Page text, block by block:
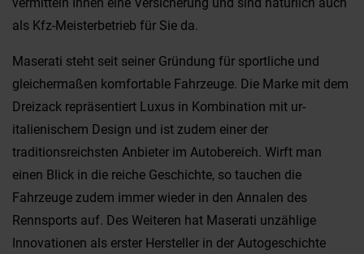
als Kfz-Meisterbetrieb für Sie da.
Maserati steht seit seiner Gründung für sportliche und
gleichermaßen komfortable Fahrzeuge. Die Marke mit dem
Dreizack repräsentiert Luxus in Kombination mit ur-
italienischem Design und ist zudem einer der
traditionsreichsten Anbieter im Autobereich. Wirft man
einen Blick in die reiche Geschichte, so tauchen die
Fahrzeuge zudem immer wieder in den Annalen des
Rennsports auf. Des Weiteren hat Maserati unzählige
Innovationen als erster Hersteller in der Autogeschichte